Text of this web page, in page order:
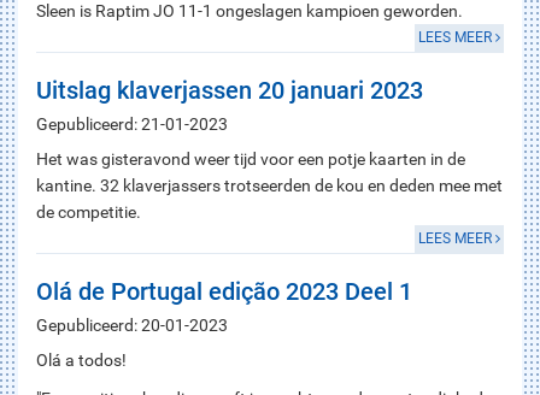
Sleen is Raptim JO 11-1 ongeslagen kampioen geworden.
LEES MEER
Uitslag klaverjassen 20 januari 2023
Gepubliceerd: 21-01-2023
Het was gisteravond weer tijd voor een potje kaarten in de
kantine. 32 klaverjassers trotseerden de kou en deden mee met
de competitie.
LEES MEER
Olá de Portugal edição 2023 Deel 1
Gepubliceerd: 20-01-2023
Olá a todos!